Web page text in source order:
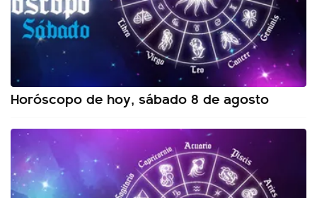
Horóscopo de hoy, sábado 8 de agosto